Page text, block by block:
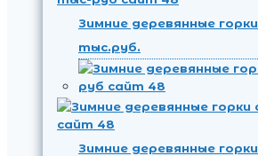
Зимние деревянные
тыс.руб.
Зимние деревянные